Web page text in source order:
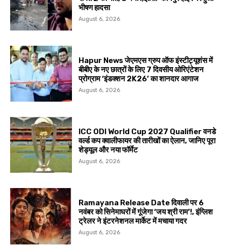
भीषण हादसा
August 6, 2026
Hapur News जेएमएस ग्रुप ऑफ इंस्टीट्यूशंस में
बीबीए के नए छात्रों के लिए 7 दिवसीय ओरिएंटेशन
प्रोग्राम ‘इंडक्शन 2K26’ का शानदार आगाज
August 6, 2026
ICC ODI World Cup 2027 Qualifier वनडे
वर्ल्ड कप क्वालीफायर की तारीखों का ऐलान, जानिए पूरा
शेड्यूल और नया फॉर्मेट
August 6, 2026
Ramayana Release Date दिवाली पर 6
नवंबर को सिनेमाघरों में गूंजेगा ‘जय श्री राम’!, इंग्लिश
ट्रेलर ने इंटरनेशनल मार्केट में मचाया गदर
August 6, 2026